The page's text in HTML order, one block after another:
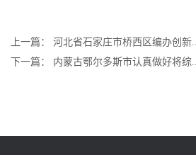
上一篇： 河北省石家庄市桥西区编办创新...
下一篇： 内蒙古鄂尔多斯市认真做好将综...